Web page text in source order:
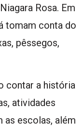
Rosa. Em
tomam conta do
pêssegos,
contar a história
atividades
as escolas, além